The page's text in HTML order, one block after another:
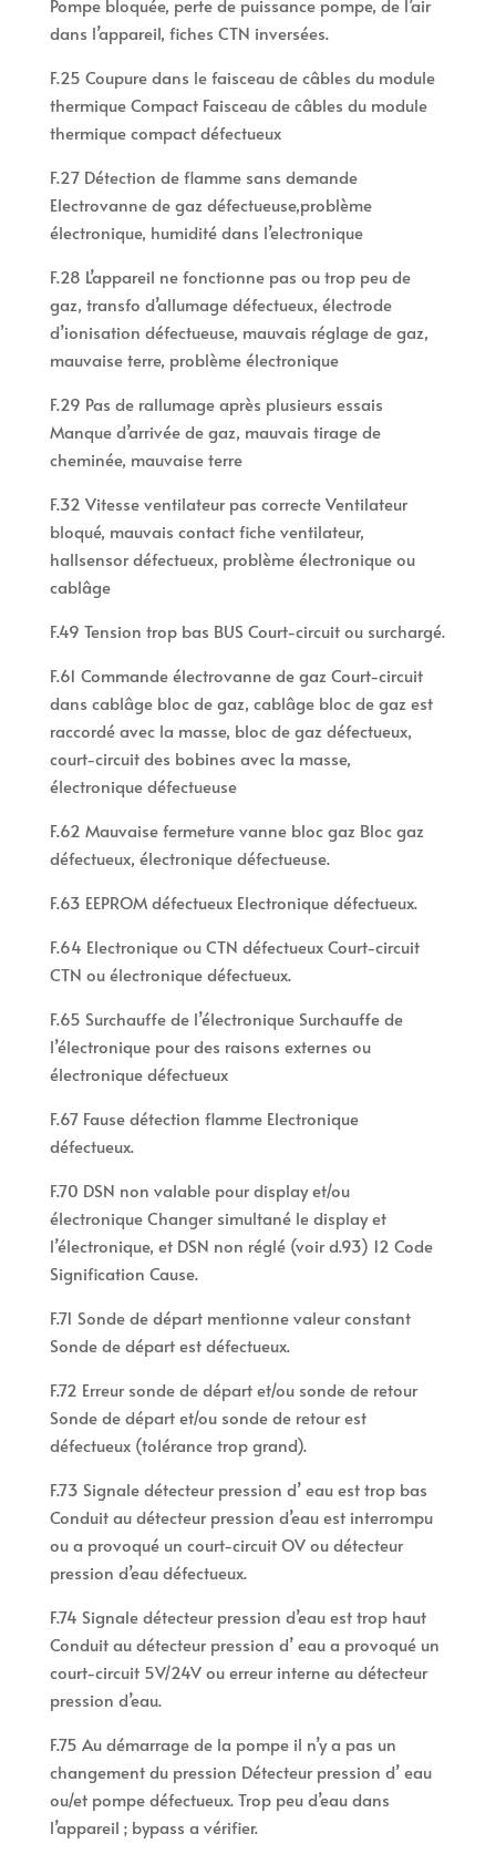
Pompe bloquée, perte de puissance pompe, de l’air
dans l’appareil, fiches CTN inversées.
F.25 Coupure dans le faisceau de câbles du module
thermique Compact Faisceau de câbles du module
thermique compact défectueux
F.27 Détection de flamme sans demande
Electrovanne de gaz défectueuse,problème
électronique, humidité dans l’electronique
F.28 L’appareil ne fonctionne pas ou trop peu de
gaz, transfo d’allumage défectueux, électrode
d’ionisation défectueuse, mauvais réglage de gaz,
mauvaise terre, problème électronique
F.29 Pas de rallumage après plusieurs essais
Manque d’arrivée de gaz, mauvais tirage de
cheminée, mauvaise terre
F.32 Vitesse ventilateur pas correcte Ventilateur
bloqué, mauvais contact fiche ventilateur,
hallsensor défectueux, problème électronique ou
cablâge
F.49 Tension trop bas BUS Court-circuit ou surchargé.
F.61 Commande électrovanne de gaz Court-circuit
dans cablâge bloc de gaz, cablâge bloc de gaz est
raccordé avec la masse, bloc de gaz défectueux,
court-circuit des bobines avec la masse,
électronique défectueuse
F.62 Mauvaise fermeture vanne bloc gaz Bloc gaz
défectueux, électronique défectueuse.
F.63 EEPROM défectueux Electronique défectueux.
F.64 Electronique ou CTN défectueux Court-circuit
CTN ou électronique défectueux.
F.65 Surchauffe de l’électronique Surchauffe de
l’électronique pour des raisons externes ou
électronique défectueux
F.67 Fause détection flamme Electronique
défectueux.
F.70 DSN non valable pour display et/ou
électronique Changer simultané le display et
l’électronique, et DSN non réglé (voir d.93) 12 Code
Signification Cause.
F.71 Sonde de départ mentionne valeur constant
Sonde de départ est défectueux.
F.72 Erreur sonde de départ et/ou sonde de retour
Sonde de départ et/ou sonde de retour est
défectueux (tolérance trop grand).
F.73 Signale détecteur pression d’ eau est trop bas
Conduit au détecteur pression d’eau est interrompu
ou a provoqué un court-circuit OV ou détecteur
pression d’eau défectueux.
F.74 Signale détecteur pression d’eau est trop haut
Conduit au détecteur pression d’ eau a provoqué un
court-circuit 5V/24V ou erreur interne au détecteur
pression d’eau.
F.75 Au démarrage de la pompe il n’y a pas un
changement du pression Détecteur pression d’ eau
ou/et pompe défectueux. Trop peu d’eau dans
l’appareil ; bypass a vérifier.